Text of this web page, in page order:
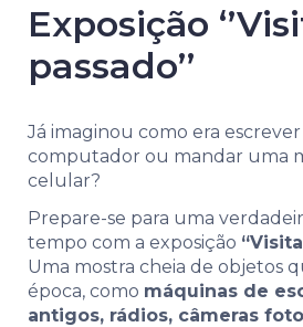
Exposição
passado’’
Já imaginou como era
computador ou mandar uma
celular?
Prepare-se para uma
tempo com a exposição
Uma mostra cheia de objetos
época, como máquinas de
antigos, rádios, câmeras